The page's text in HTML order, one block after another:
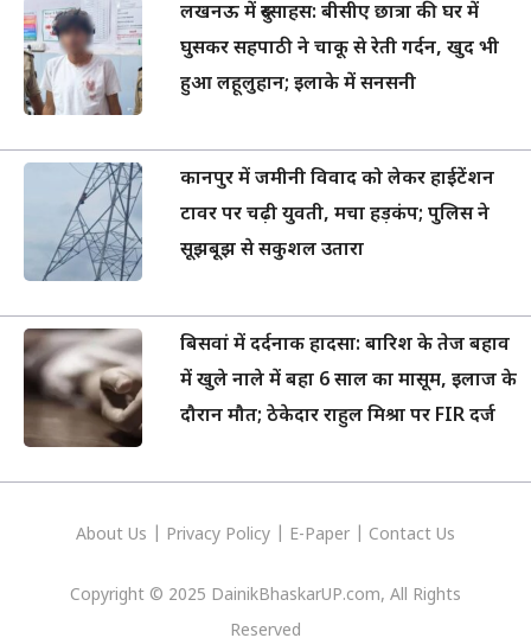
लखनऊ में दुस्साहस: बीसीए छात्रा की घर में
घुसकर सहपाठी ने चाकू से रेती गर्दन, खुद भी
हुआ लहूलुहान; इलाके में सनसनी
कानपुर में जमीनी विवाद को लेकर हाईटेंशन
टावर पर चढ़ी युवती, मचा हड़कंप; पुलिस ने
सूझबूझ से सकुशल उतारा
बिसवां में दर्दनाक हादसा: बारिश के तेज बहाव
में खुले नाले में बहा 6 साल का मासूम, इलाज के
दौरान मौत; ठेकेदार राहुल मिश्रा पर FIR दर्ज
About Us Privacy Policy E-Paper Contact Us
Copyright © 2025 DainikBhaskarUP.com, All Rights
Reserved